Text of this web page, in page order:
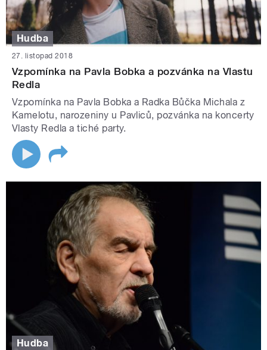
Hudba
27. listopad 2018
Vzpomínka na Pavla Bobka a pozvánka na Vlastu
Redla
Vzpomínka na Pavla Bobka a Radka Bůčka Michala z
Kamelotu, narozeniny u Pavliců, pozvánka na koncerty
Vlasty Redla a tiché party.
Hudba